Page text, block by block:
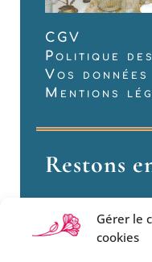
Gérer le
cookies
CGV
Politique
Vos
Mentions
Restons